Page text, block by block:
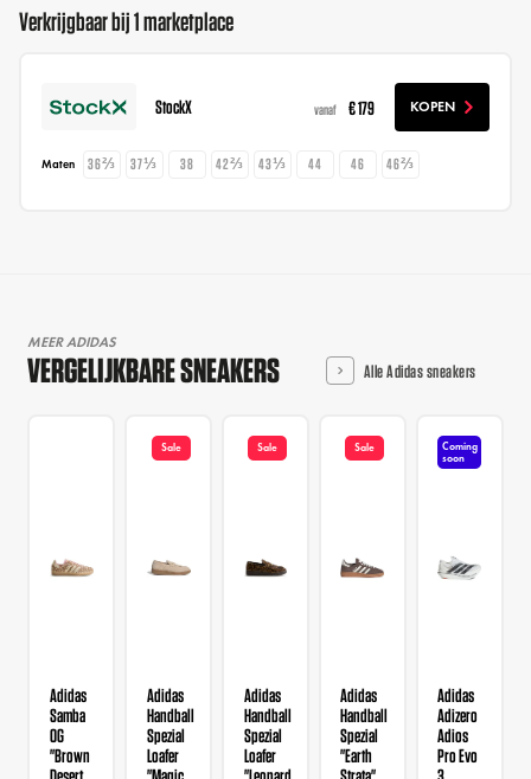
Verkrijgbaar bij 1 marketplace
StockX vanaf € 179 KOPEN
Maten 36⅔ 37⅓ 38 42⅔ 43⅓ 44 46 46⅔
MEER ADIDAS
VERGELIJKBARE SNEAKERS Alle Adidas sneakers
Adidas
Samba
OG
"Brown
Desert
Sale
Adidas
Handball
Spezial
Loafer
"Magic
Sale
Adidas
Handball
Spezial
Loafer
"Leopard
Sale
Adidas
Handball
Spezial
"Earth
Strata"
Coming
soon
Adidas
Adizero
Adios
Pro Evo
3